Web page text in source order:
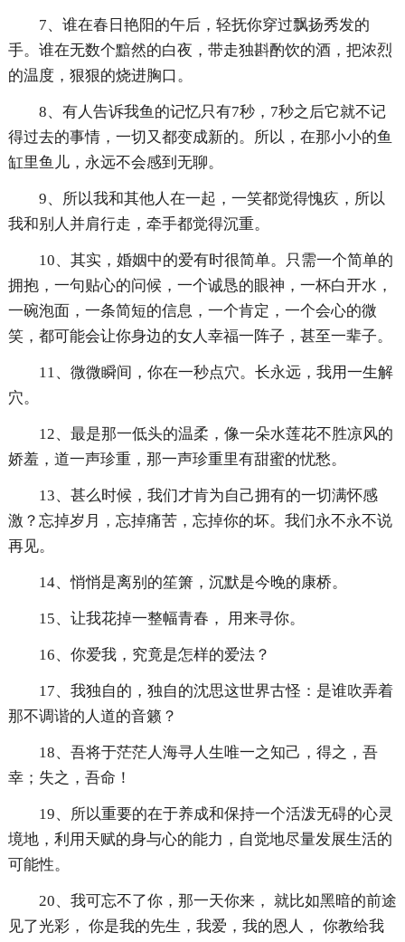
7、谁在春日艳阳的午后，轻抚你穿过飘扬秀发的
手。谁在无数个黯然的白夜，带走独斟酌饮的酒，把浓烈
的温度，狠狠的烧进胸口。
8、有人告诉我鱼的记忆只有7秒，7秒之后它就不记
得过去的事情，一切又都变成新的。所以，在那小小的鱼
缸里鱼儿，永远不会感到无聊。
9、所以我和其他人在一起，一笑都觉得愧疚，所以
我和别人并肩行走，牵手都觉得沉重。
10、其实，婚姻中的爱有时很简单。只需一个简单的
拥抱，一句贴心的问候，一个诚恳的眼神，一杯白开水，
一碗泡面，一条简短的信息，一个肯定，一个会心的微
笑，都可能会让你身边的女人幸福一阵子，甚至一辈子。
11、微微瞬间，你在一秒点穴。长永远，我用一生解
穴。
12、最是那一低头的温柔，像一朵水莲花不胜凉风的
娇羞，道一声珍重，那一声珍重里有甜蜜的忧愁。
13、甚么时候，我们才肯为自己拥有的一切满怀感
激？忘掉岁月，忘掉痛苦，忘掉你的坏。我们永不永不说
再见。
14、悄悄是离别的笙箫，沉默是今晚的康桥。
15、让我花掉一整幅青春， 用来寻你。
16、你爱我，究竟是怎样的爱法？
17、我独自的，独自的沈思这世界古怪：是谁吹弄着
那不调谐的人道的音籁？
18、吾将于茫茫人海寻人生唯一之知己，得之，吾
幸；失之，吾命！
19、所以重要的在于养成和保持一个活泼无碍的心灵
境地，利用天赋的身与心的能力，自觉地尽量发展生活的
可能性。
20、我可忘不了你，那一天你来， 就比如黑暗的前途
见了光彩， 你是我的先生，我爱，我的恩人， 你教给我